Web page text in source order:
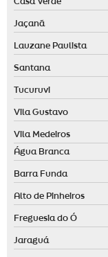
Fragrâncias
Identidade olfativa
Identidade olfativa
Locação de
Locação de máquina
Maquina de cheiro
Marketing olfativo
Nebulizador
Nebulizador de
Jaçanã
Lauzane Paulista
Santana
Tucuruvi
Vila Gustavo
Vila Medeiros
Água Branca
Barra Funda
Alto de Pinheiros
Freguesia do Ó
Jaraguá